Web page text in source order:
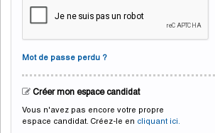
Mot de passe perdu ?
Créer mon espace candidat
Vous n'avez pas encore votre propre
espace candidat. Créez-le en cliquant ici.